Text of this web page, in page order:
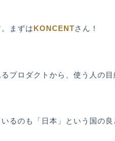
まずはKONCENTさん！
プロダクトから、使う人の
るのも「日本」という国の良